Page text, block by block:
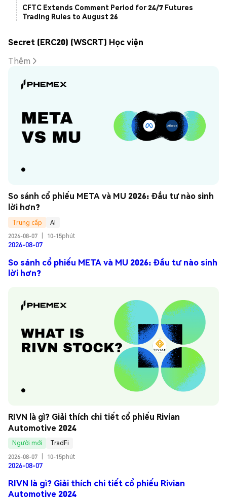
CFTC Extends Comment Period for 24/7 Futures
Trading Rules to August 26
Secret (ERC20) (WSCRT) Học viện
Thêm
So sánh cổ phiếu META và MU 2026: Đầu tư nào sinh
lời hơn?
Trung cấp
AI
2026-08-07
10-15phút
2026-08-07
So sánh cổ phiếu META và MU 2026: Đầu tư nào sinh
lời hơn?
RIVN là gì? Giải thích chi tiết cổ phiếu Rivian
Automotive 2024
Người mới
TradFi
2026-08-07
10-15phút
2026-08-07
RIVN là gì? Giải thích chi tiết cổ phiếu Rivian
Automotive 2024